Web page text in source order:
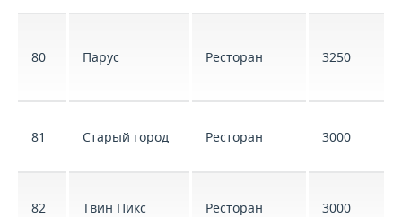
80 Парус Ресторан 3250
81 Старый город Ресторан 3000
82 Твин Пикс Ресторан 3000